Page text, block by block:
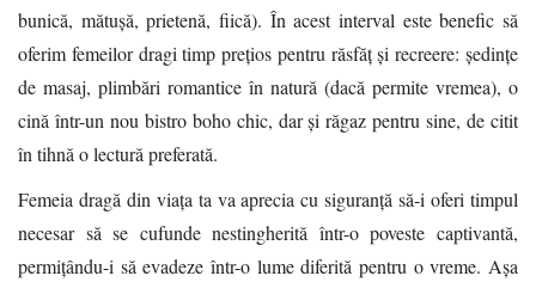
bunică, mătușă, prietenă, fiică). În acest interval este benefic să
oferim femeilor dragi timp prețios pentru răsfăț și recreere: ședințe
de masaj, plimbări romantice în natură (dacă permite vremea), o
cină într-un nou bistro boho chic, dar și răgaz pentru sine, de citit
în tihnă o lectură preferată.
Femeia dragă din viața ta va aprecia cu siguranță să-i oferi timpul
necesar să se cufunde nestingherită într-o poveste captivantă,
permițându-i să evadeze într-o lume diferită pentru o vreme. Așa